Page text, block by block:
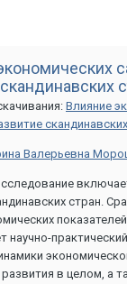
Влияние
Валерьевна
стран.
показателей
научно-
в целом, а